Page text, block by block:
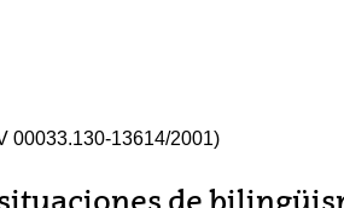
00033.130-13614/2001)